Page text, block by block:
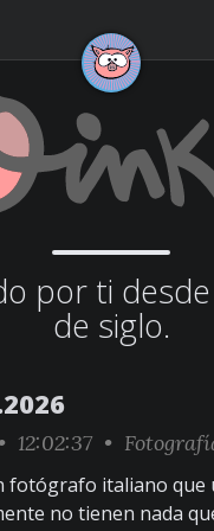
por ti
de siglo.
• 12:02:37 •
fotógrafo italiano que
no tienen nada